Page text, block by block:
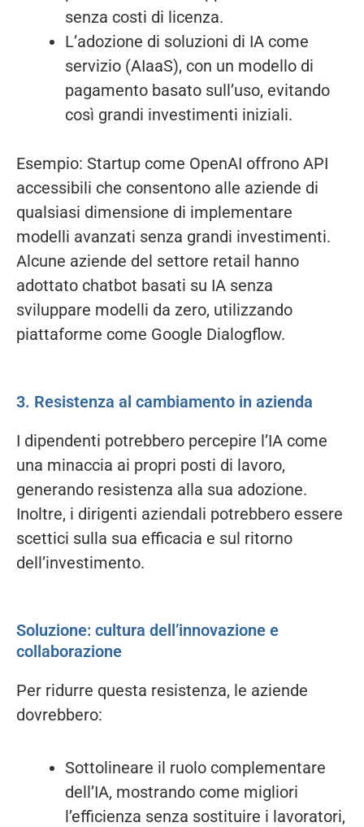
senza costi di licenza.
L’adozione di soluzioni di IA come
servizio (AIaaS), con un modello di
pagamento basato sull’uso, evitando
così grandi investimenti iniziali.
Esempio: Startup come OpenAI offrono API
accessibili che consentono alle aziende di
qualsiasi dimensione di implementare
modelli avanzati senza grandi investimenti.
Alcune aziende del settore retail hanno
adottato chatbot basati su IA senza
sviluppare modelli da zero, utilizzando
piattaforme come Google Dialogflow.
3. Resistenza al cambiamento in azienda
I dipendenti potrebbero percepire l’IA come
una minaccia ai propri posti di lavoro,
generando resistenza alla sua adozione.
Inoltre, i dirigenti aziendali potrebbero essere
scettici sulla sua efficacia e sul ritorno
dell’investimento.
Soluzione: cultura dell’innovazione e
collaborazione
Per ridurre questa resistenza, le aziende
dovrebbero:
Sottolineare il ruolo complementare
dell’IA, mostrando come migliori
l’efficienza senza sostituire i lavoratori,